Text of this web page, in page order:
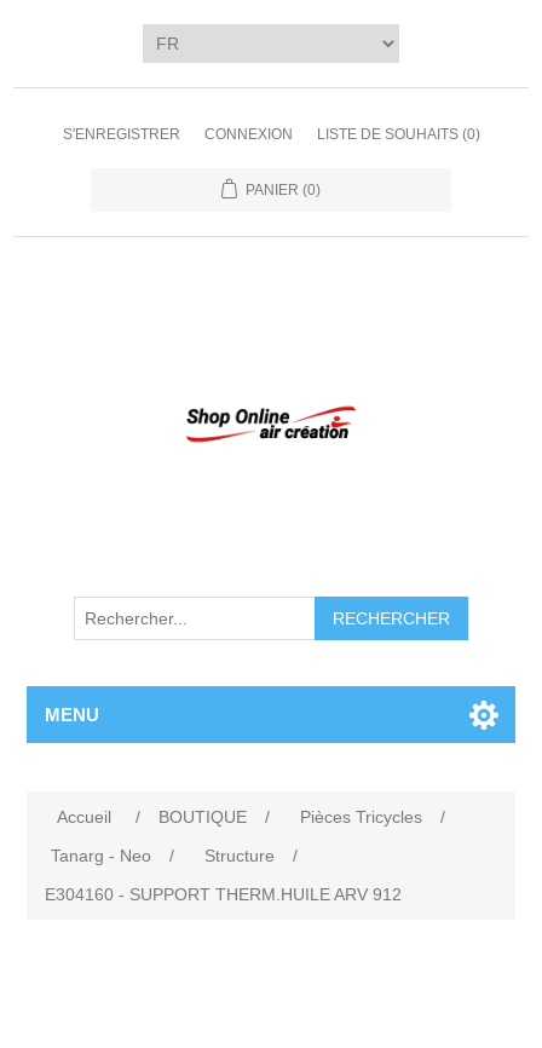
S'ENREGISTRER CONNEXION LISTE DE SOUHAITS (0)
PANIER (0)
RECHERCHER
MENU
Accueil / BOUTIQUE / Pièces Tricycles
/
Tanarg - Neo
/ Structure
/
E304160 - SUPPORT THERM.HUILE ARV 912